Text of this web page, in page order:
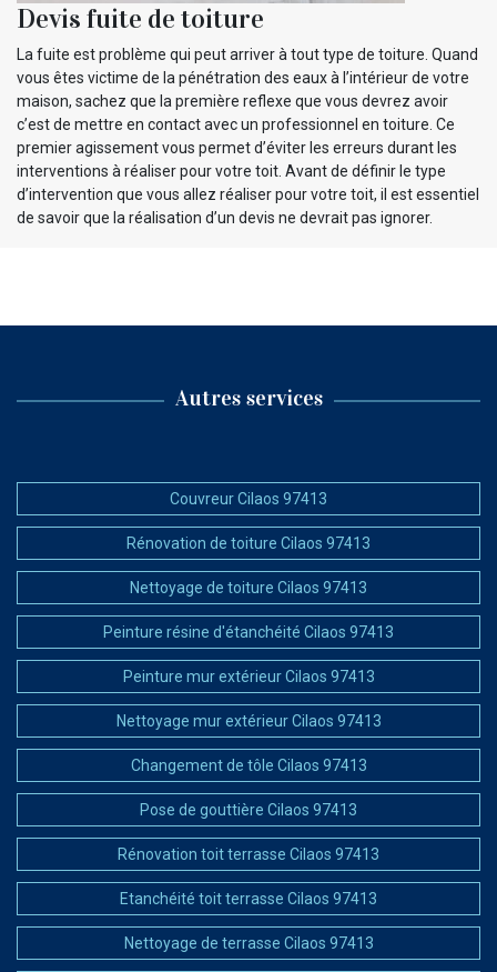
Devis fuite de toiture
La fuite est problème qui peut arriver à tout type de toiture. Quand
vous êtes victime de la pénétration des eaux à l’intérieur de votre
maison, sachez que la première reflexe que vous devrez avoir
c’est de mettre en contact avec un professionnel en toiture. Ce
premier agissement vous permet d’éviter les erreurs durant les
interventions à réaliser pour votre toit. Avant de définir le type
d’intervention que vous allez réaliser pour votre toit, il est essentiel
de savoir que la réalisation d’un devis ne devrait pas ignorer.
Autres services
Couvreur Cilaos 97413
Rénovation de toiture Cilaos 97413
Nettoyage de toiture Cilaos 97413
Peinture résine d'étanchéité Cilaos 97413
Peinture mur extérieur Cilaos 97413
Nettoyage mur extérieur Cilaos 97413
Changement de tôle Cilaos 97413
Pose de gouttière Cilaos 97413
Rénovation toit terrasse Cilaos 97413
Etanchéité toit terrasse Cilaos 97413
Nettoyage de terrasse Cilaos 97413